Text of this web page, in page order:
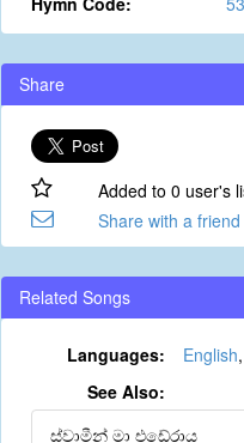
Share
Added to 0 user's
Share with a friend
Related Songs
Languages: English,
See Also:
ස්වාමීන් මා එඩේරාය